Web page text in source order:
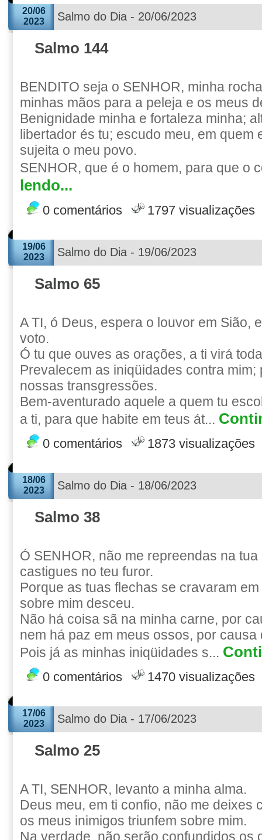
20/06
2023
Salmo do Dia - 20/06/2023
Salmo 144
BENDITO seja o SENHOR, minha
minhas mãos para a peleja e os meus
Benignidade minha e fortaleza minha;
libertador és tu; escudo meu, em quem
sujeita o meu povo.
SENHOR, que é o homem, para que o
lendo...
0 comentários 1797 visualizações
19/06
2023
Salmo do Dia - 19/06/2023
Salmo 65
A TI, ó Deus, espera o louvor em Sião,
voto.
Ó tu que ouves as orações, a ti virá
Prevalecem as iniqüidades contra mim;
nossas transgressões.
Bem-aventurado aquele a quem tu
a ti, para que habite em teus át...
0 comentários 1873 visualizações
18/06
2023
Salmo do Dia - 18/06/2023
Salmo 38
Ó SENHOR, não me repreendas na tua
castigues no teu furor.
Porque as tuas flechas se cravaram
sobre mim desceu.
Não há coisa sã na minha carne, por
nem há paz em meus ossos, por causa
Pois já as minhas iniqüidades s...
0 comentários 1470 visualizações
17/06
2023
Salmo do Dia - 17/06/2023
Salmo 25
A TI, SENHOR, levanto a minha alma.
Deus meu, em ti confio, não me deixes
os meus inimigos triunfem sobre mim.
Na verdade, não serão confundidos os